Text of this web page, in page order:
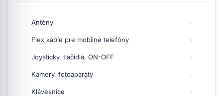
Antény
Flex káble pre mobilné telefóny
Joysticky, tlačidlá, ON-OFF
Kamery, fotoaparáty
Klávesnice